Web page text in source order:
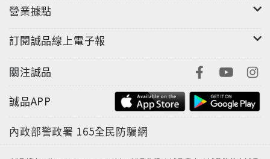
營業據點
訂閱誠品線上電子報
關注誠品
誠品APP
內政部警政署 165全民防騙網